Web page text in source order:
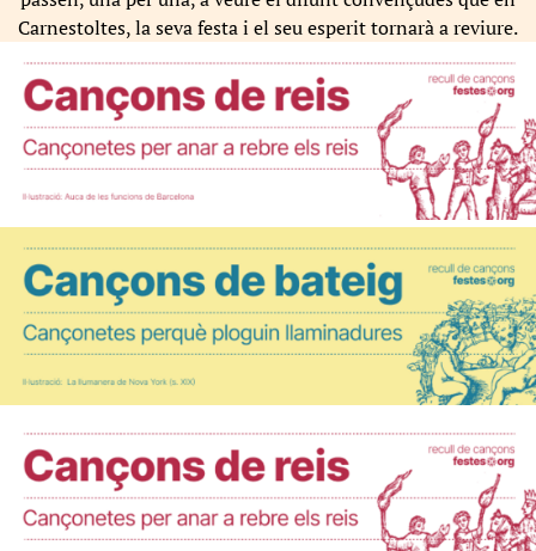
Carnestoltes, la seva festa i el seu esperit tornarà a reviure.